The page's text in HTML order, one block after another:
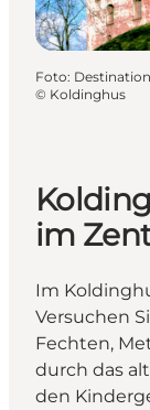
Foto:
© Koldinghus
im
Im
Versuchen
Fechten,
durch das
den